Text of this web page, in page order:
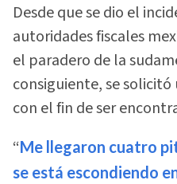
Desde que se dio el
autoridades fiscales
el paradero de la
consiguiente, se
con el fin de ser
“Me llegaron cuatro
se está escondiendo